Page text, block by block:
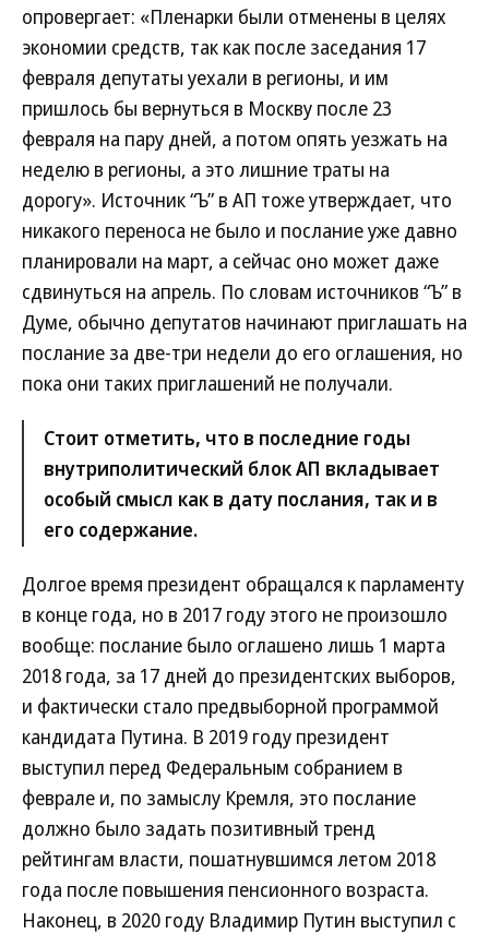
опровергает: «Пленарки были отменены в целях
экономии средств, так как после заседания 17
февраля депутаты уехали в регионы, и им
пришлось бы вернуться в Москву после 23
февраля на пару дней, а потом опять уезжать на
неделю в регионы, а это лишние траты на
дорогу». Источник “Ъ” в АП тоже утверждает, что
никакого переноса не было и послание уже давно
планировали на март, а сейчас оно может даже
сдвинуться на апрель. По словам источников “Ъ” в
Думе, обычно депутатов начинают приглашать на
послание за две-три недели до его оглашения, но
пока они таких приглашений не получали.
Стоит отметить, что в последние годы
внутриполитический блок АП вкладывает
особый смысл как в дату послания, так и в
его содержание.
Долгое время президент обращался к парламенту
в конце года, но в 2017 году этого не произошло
вообще: послание было оглашено лишь 1 марта
2018 года, за 17 дней до президентских выборов,
и фактически стало предвыборной программой
кандидата Путина. В 2019 году президент
выступил перед Федеральным собранием в
феврале и, по замыслу Кремля, это послание
должно было задать позитивный тренд
рейтингам власти, пошатнувшимся летом 2018
года после повышения пенсионного возраста.
Наконец, в 2020 году Владимир Путин выступил с